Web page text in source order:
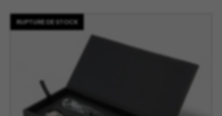
RUPTURE DE STOCK